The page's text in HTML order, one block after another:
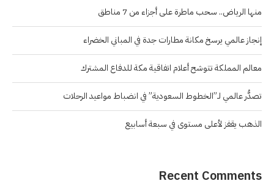
منها الرياض.. سحب ماطرة على أجزاء من 7 مناطق
إنجاز عالمي يرسخ مكانة مطارات جدة في المباني الخضراء
معالم المملكة تتوشح أعلام اتفاقية مكة للدفاع المشترك
تصدُّر عالمي لـ”الخطوط السعودية” في انضباط مواعيد الرحلات
الذهب يقفز لأعلى مستوى في سبعة أسابيع
Recent Comments